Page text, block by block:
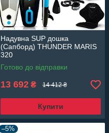
Надувна SUP дошка
(Сапборд) THUNDER MARIS
320
Готово до відправки
13 692 ₴ 14 412 ₴
Купити
–5%